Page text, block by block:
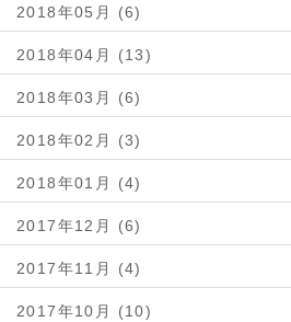
2018年05月 (6)
2018年04月 (13)
2018年03月 (6)
2018年02月 (3)
2018年01月 (4)
2017年12月 (6)
2017年11月 (4)
2017年10月 (10)